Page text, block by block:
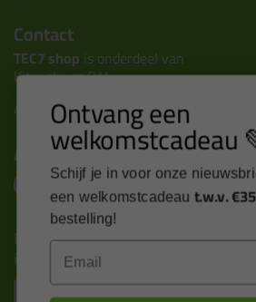
Contact
TEC7 shop is onderdeel van
Kitcentrum B.V.
Alle contactgegevens >
Altijd op de hoogte blijven?
Nieuws, tips en exclusieve deals
inbox
Ontvang een
welkomstcadeau
Schijf je in voor onze
een welkomstcadeau t.w.v. €35
bestelling!